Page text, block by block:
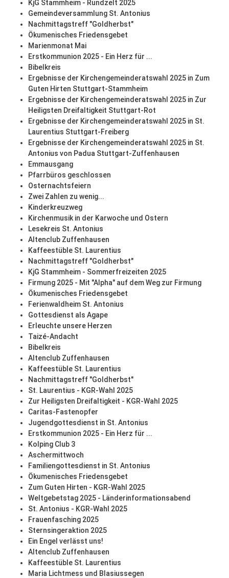
KjG Stammheim - Rundzelt 2025
Gemeindeversammlung St. Antonius
Nachmittagstreff "Goldherbst"
Ökumenisches Friedensgebet
Marienmonat Mai
Erstkommunion 2025 - Ein Herz für ...
Bibelkreis
Ergebnisse der Kirchengemeinderatswahl 2025 in Zum
Guten Hirten Stuttgart-Stammheim
Ergebnisse der Kirchengemeinderatswahl 2025 in Zur
Heiligsten Dreifaltigkeit Stuttgart-Rot
Ergebnisse der Kirchengemeinderatswahl 2025 in St.
Laurentius Stuttgart-Freiberg
Ergebnisse der Kirchengemeinderatswahl 2025 in St.
Antonius von Padua Stuttgart-Zuffenhausen
Emmausgang
Pfarrbüros geschlossen
Osternachtsfeiern
Zwei Zahlen zu wenig...
Kinderkreuzweg
Kirchenmusik in der Karwoche und Ostern
Lesekreis St. Antonius
Altenclub Zuffenhausen
Kaffeestüble St. Laurentius
Nachmittagstreff "Goldherbst"
KjG Stammheim - Sommerfreizeiten 2025
Firmung 2025 - Mit "Alpha" auf dem Weg zur Firmung
Ökumenisches Friedensgebet
Ferienwaldheim St. Antonius
Gottesdienst als Agape
Erleuchte unsere Herzen
Taizé-Andacht
Bibelkreis
Altenclub Zuffenhausen
Kaffeestüble St. Laurentius
Nachmittagstreff "Goldherbst"
St. Laurentius - KGR-Wahl 2025
Zur Heiligsten Dreifaltigkeit - KGR-Wahl 2025
Caritas-Fastenopfer
Jugendgottesdienst in St. Antonius
Erstkommunion 2025 - Ein Herz für ...
Kolping Club 3
Aschermittwoch
Familiengottesdienst in St. Antonius
Ökumenisches Friedensgebet
Zum Guten Hirten - KGR-Wahl 2025
Weltgebetstag 2025 - Länderinformationsabend
St. Antonius - KGR-Wahl 2025
Frauenfasching 2025
Sternsingeraktion 2025
Ein Engel verlässt uns!
Altenclub Zuffenhausen
Kaffeestüble St. Laurentius
Maria Lichtmess und Blasiussegen